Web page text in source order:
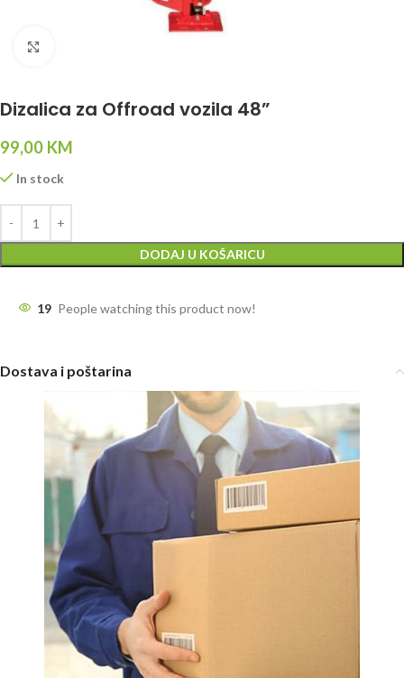
Dizalica za Offroad vozila 48”
99,00 KM
In stock
DODAJ U KOŠARICU
19 People watching this product now!
Dostava i poštarina